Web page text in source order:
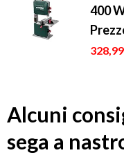
400
Alcuni
sega a